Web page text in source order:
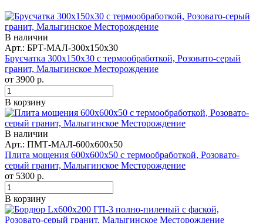
В наличии
Арт.: БРТ-МАЛ-300x150x30
Брусчатка 300x150x30 с термообработкой, Розовато-серый
гранит, Малыгинское Месторождение
от 3900 р.
В корзину
В наличии
Арт.: ПМТ-МАЛ-600x600x50
Плита мощения 600x600x50 с термообработкой, Розовато-
серый гранит, Малыгинское Месторождение
от 5300 р.
В корзину